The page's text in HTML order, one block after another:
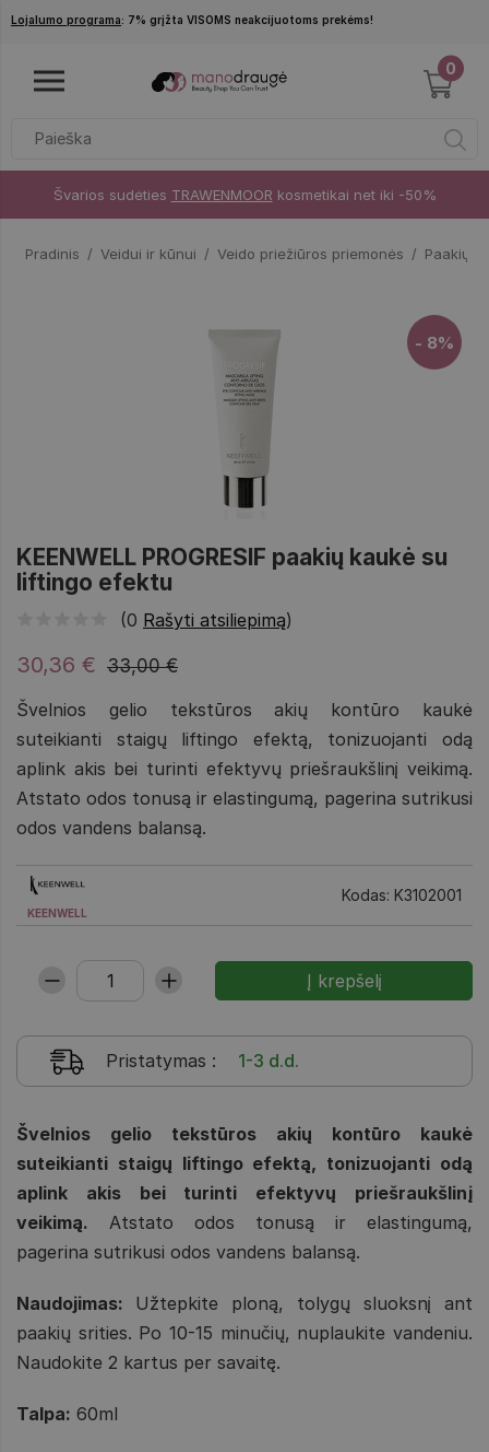
Pereiti į pagrindinį turinį
Lojalumo programa: 7% grįžta VISOMS neakcijuotoms prekėms!
0
Švarios sudėties TRAWENMOOR kosmetikai net iki -50%
Pradinis Veidui ir kūnui Veido priežiūros priemonės Paakių
KEENWELL PROGRESIF paakių kaukė su
liftingo efektu
(0 Rašyti atsiliepimą)
33,00 €
30,36 €
Švelnios gelio tekstūros akių kontūro kaukė
suteikianti staigų liftingo efektą, tonizuojanti odą
aplink akis bei turinti efektyvų priešraukšlinį veikimą.
Atstato odos tonusą ir elastingumą, pagerina sutrikusi
odos vandens balansą.
KEENWELL
Kodas: K3102001
Pristatymas : 1-3 d.d.
Švelnios gelio tekstūros akių kontūro kaukė
suteikianti staigų liftingo efektą, tonizuojanti odą
aplink akis bei turinti efektyvų priešraukšlinį
veikimą. Atstato odos tonusą ir elastingumą,
pagerina sutrikusi odos vandens balansą.
Naudojimas: Užtepkite ploną, tolygų sluoksnį ant
paakių srities. Po 10-15 minučių, nuplaukite vandeniu.
Naudokite 2 kartus per savaitę.
Talpa: 60ml
- 8%